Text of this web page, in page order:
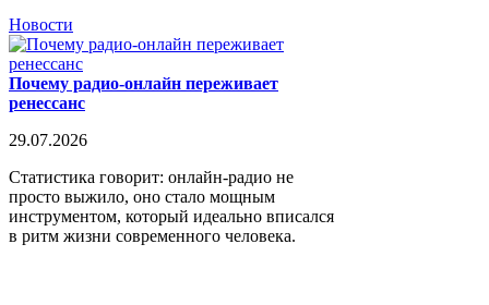
Новости
Почему радио-онлайн переживает
ренессанс
29.07.2026
Статистика говорит: онлайн-радио не
просто выжило, оно стало мощным
инструментом, который идеально вписался
в ритм жизни современного человека.